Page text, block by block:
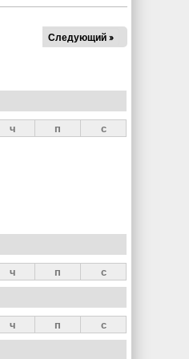
Следующий »
ч п с
ч п с
ч п с